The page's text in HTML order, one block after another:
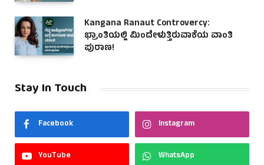
Kangana Ranaut Controvercy:
ಭ್ರಾಂತಿಯಲ್ಲಿ ಮಿಂದೇಳುತ್ತಿರುವಾಕೆಯ ವಾಂತಿ
ಪುರಾಣ!
Stay In Touch
Facebook Instagram
YouTube WhatsApp